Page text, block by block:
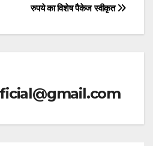
रुपये का विशेष पैकेज स्वीकृत